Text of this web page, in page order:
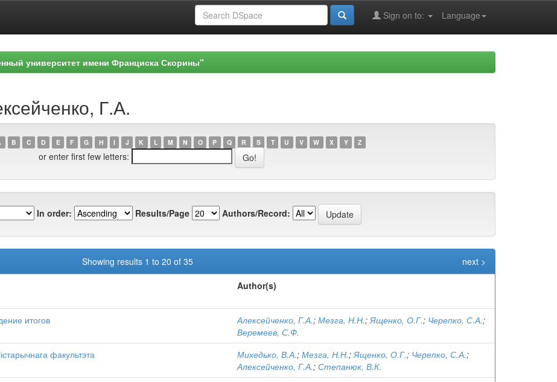
Language
Sign on to:
университет имени Франциска Скорины"
Г.А.
B C D E F G H I J K L M N O P Q R S T U V W X Y Z
or enter first few letters:
In order: Results/Page Authors/Record:
Showing results 1 to 20 of 35
next >
Author(s)
итогов Алексейченко, Г.А.; Мезга, Н.Н.;Ященко, О.Г.; Черепко, С.А.;
Веремеев, С.Ф.
факультэта Михедько, В.А.; Мезга, Н.Н.;Ященко, О.Г.; Черепко, С.А.;
Алексейченко, Г.А.; Степанюк, В.К.